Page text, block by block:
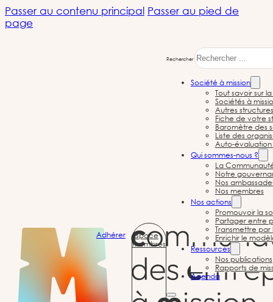
Passer au contenu principal Passer au pied de
page
Adhérer
Espace
membres
Rechercher
Société à mission
Tout savoir sur
Sociétés à
Autres
Fiche de votre
Baromètre des
Liste des
Auto-évaluation
Qui sommes-nous ?
La
Notre
Nos
Nos membres
Nos actions
Promouvoir la
Partager entre
Transmettre
Enrichir le
Ressources
Nos publications
Rapports de
Agenda
Société à mission
← Toutes les sociétés à mission